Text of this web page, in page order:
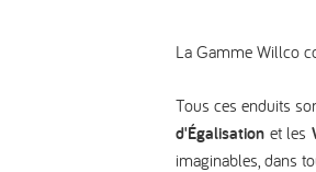
La Gamme Willco
Tous ces enduits
d'Égalisation et les
imaginables, dans